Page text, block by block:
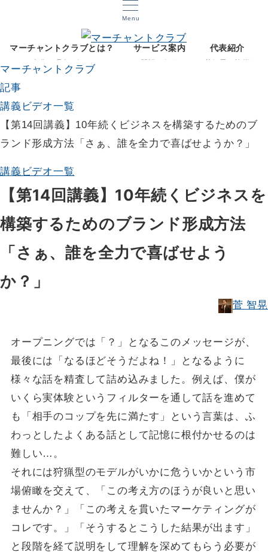
Menu
マーチャントクラブとは？
文化と理念を知る
サービス案内 代表紹介
マーチャントクラブ
記事
講義ビデオ一覧
【第14回講義】10年続くビジネスを構築するためのブ
ランド形成方法「さぁ、誰を全力で喜ばせようか？」
講義ビデオ一覧
【第14回講義】10年続くビジネスを
構築するためのブランド形成方法
「さぁ、誰を全力で喜ばせよう
か？」
菅 智晃
オープニングでは「？」となるこのメッセージが、
最後には「なるほどそうだよね！」となるように
様々な話を精査して詰め込みました。例えば、僕が
いくら実体験というフィルターを通して話を進めて
も「相手のコップを先に満たす」という言葉は、ふ
わっとしたよくある話として記憶に根付かせるのは
難しい…。
それには狩猟型のモデルがいかに危ういかという市
場俯瞰を交えて、「この考え方のほうが良いと思い
ませんか？」「この考えを貫いたマーケティングが
コレです。」「そうするとこうした結果が出ます」
と段階を経て説明をして理解を深めてもらう必要が